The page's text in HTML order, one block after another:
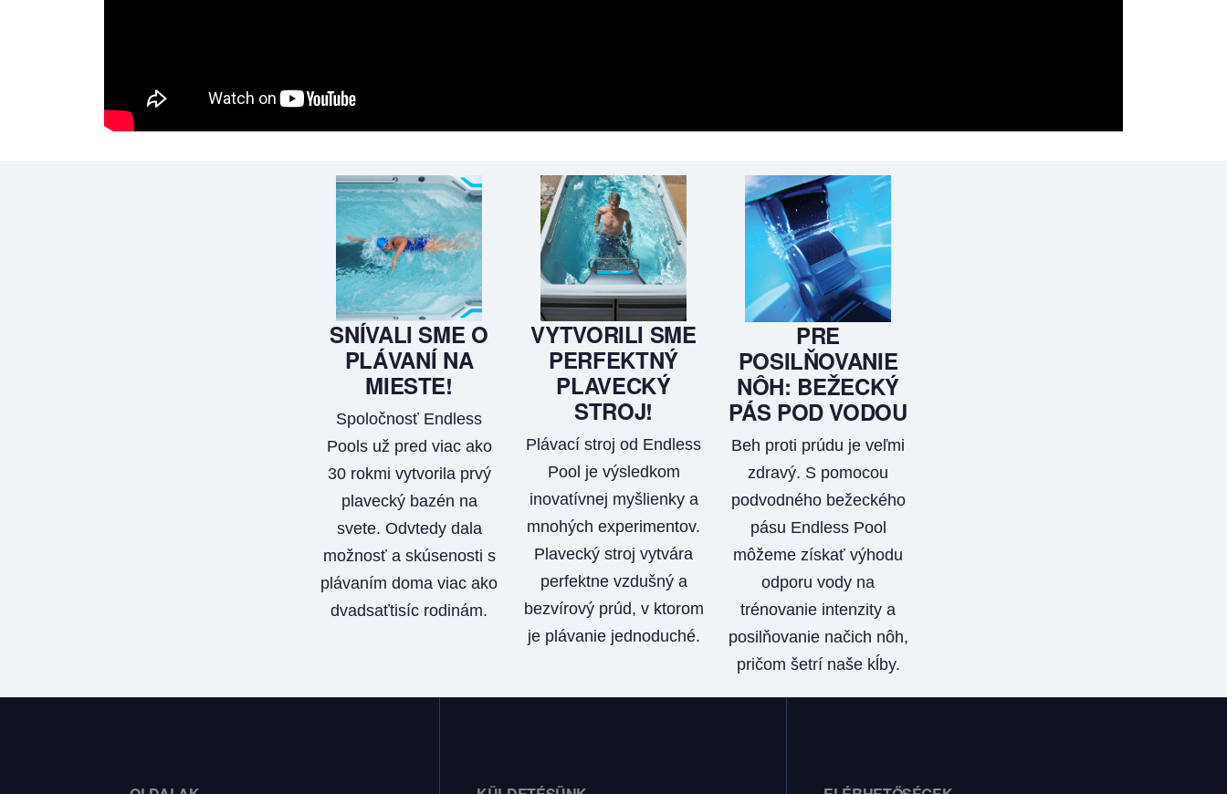
SNÍVALI SME O
PLÁVANÍ NA
MIESTE!
Spoločnosť Endless
Pools už pred viac ako
30 rokmi vytvorila prvý
plavecký bazén na
svete. Odvtedy dala
možnosť a skúsenosti s
plávaním doma viac ako
dvadsaťtisíc rodinám.
VYTVORILI SME
PERFEKTNÝ
PLAVECKÝ
STROJ!
Plávací stroj od Endless
Pool je výsledkom
inovatívnej myšlienky a
mnohých experimentov.
Plavecký stroj vytvára
perfektne vzdušný a
bezvírový prúd, v ktorom
je plávanie jednoduché.
PRE
POSILŇOVANIE
NÔH: BEŽECKÝ
PÁS POD VODOU
Beh proti prúdu je veľmi
zdravý. S pomocou
podvodného bežeckého
pásu Endless Pool
môžeme získať výhodu
odporu vody na
trénovanie intenzity a
posilňovanie načich nôh,
pričom šetrí naše kĺby.